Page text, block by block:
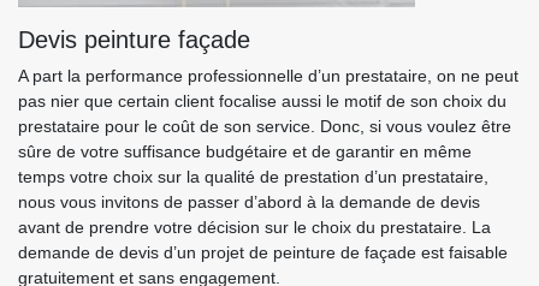
Devis peinture façade
A part la performance professionnelle d’un prestataire, on ne peut
pas nier que certain client focalise aussi le motif de son choix du
prestataire pour le coût de son service. Donc, si vous voulez être
sûre de votre suffisance budgétaire et de garantir en même
temps votre choix sur la qualité de prestation d’un prestataire,
nous vous invitons de passer d’abord à la demande de devis
avant de prendre votre décision sur le choix du prestataire. La
demande de devis d’un projet de peinture de façade est faisable
gratuitement et sans engagement.